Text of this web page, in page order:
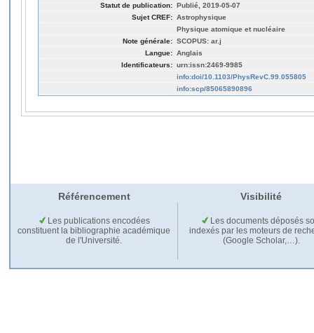
Statut de publication: Publié, 2019-05-07
Sujet CREF: Astrophysique
Physique atomique et nucléaire
Note générale: SCOPUS: ar.j
Langue: Anglais
Identificateurs: urn:issn:2469-9985
info:doi/10.1103/PhysRevC.99.055805
info:scp/85065890896
Référencement Visibilité
Les publications encodées
constituent la bibliographie académique
de l'Université.
Les documents déposés
indexés par les moteurs de
(Google Scholar,…).